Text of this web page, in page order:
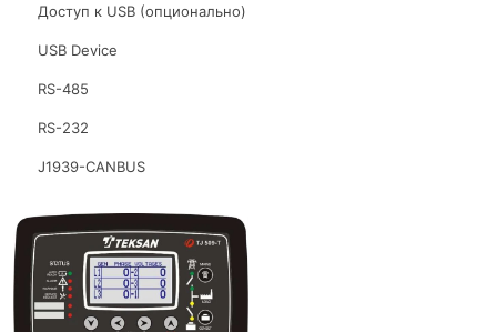
Доступ к USB (опционально)
USB Device
RS-485
RS-232
J1939-CANBUS